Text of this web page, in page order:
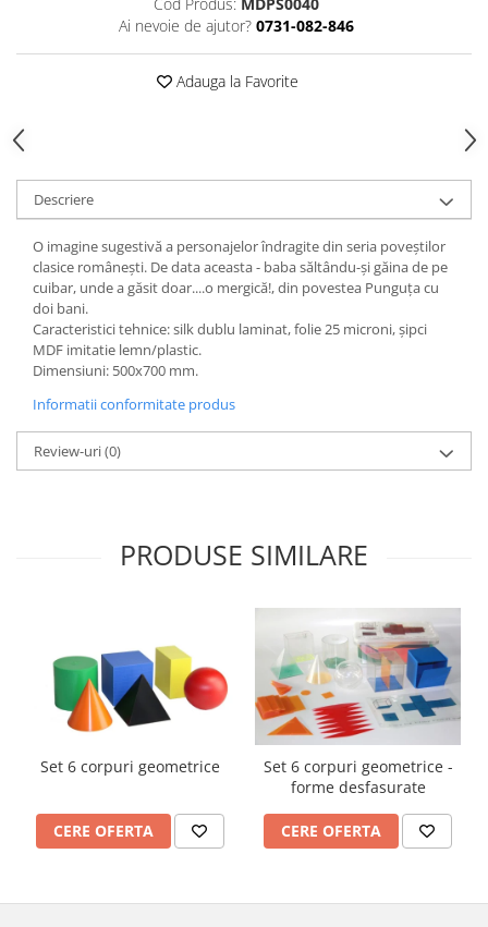
Cod Produs: MDPS0040
Ai nevoie de ajutor? 0731-082-846
Adauga la Favorite
Descriere
O imagine sugestivă a personajelor îndragite din seria poveștilor
clasice românești. De data aceasta - baba săltându-şi găina de pe
cuibar, unde a găsit doar....o mergică!, din povestea Punguţa cu
doi bani.
Caracteristici tehnice: silk dublu laminat, folie 25 microni, şipci
MDF imitatie lemn/plastic.
Dimensiuni: 500x700 mm.
Informatii conformitate produs
Review-uri(0)
PRODUSE SIMILARE
Set 6 corpuri geometrice
CERE OFERTA
Set 6 corpuri geometrice -
forme desfasurate
CERE OFERTA